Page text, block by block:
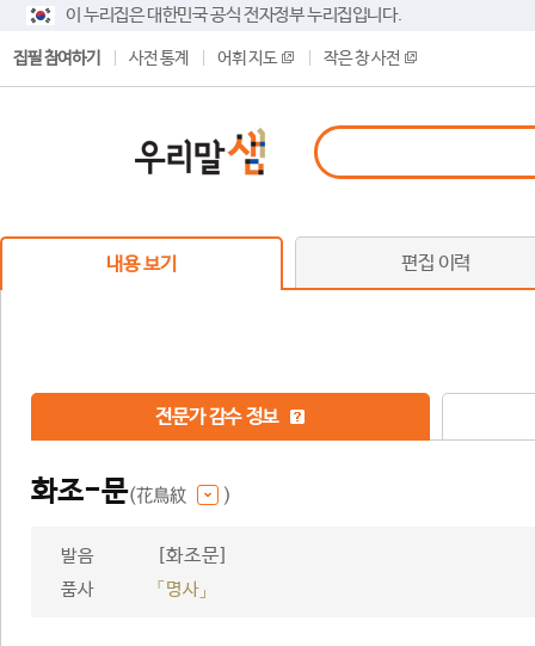
이 누리집은 대한민국 공식 전자정부 누리집입니다.
집필 참여하기 사전 통계 어휘 지도 작은 창 사전
내용 보기 편집 이력
전문가 감수 정보
화조-문(花鳥紋 )
발음 [화조문]
품사 「명사」